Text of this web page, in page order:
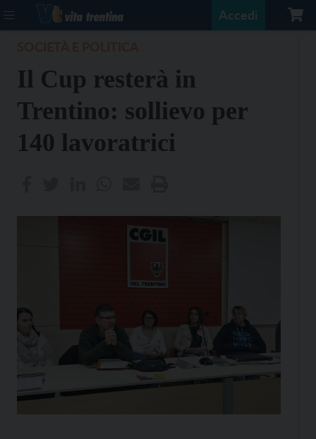
Accedi
Il Cup resterà in
Trentino: sollievo per
140 lavoratrici